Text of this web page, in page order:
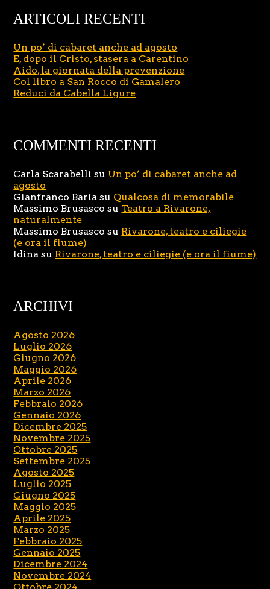
ARTICOLI RECENTI
Un po’ di cabaret anche ad agosto
E, dopo il Cristo, stasera a Carentino
Aido, la giornata della prevenzione
Col libro a San Rocco di Gamalero
Reduci da Cabella Ligure
COMMENTI RECENTI
Carla Scarabelli su Un po’ di cabaret anche ad
agosto
Gianfranco Baria su Qualcosa di memorabile
Massimo Brusasco su Teatro a Rivarone,
naturalmente
Massimo Brusasco su Rivarone, teatro e ciliegie
(e ora il fiume)
Idina su Rivarone, teatro e ciliegie (e ora il fiume)
ARCHIVI
Agosto 2026
Luglio 2026
Giugno 2026
Maggio 2026
Aprile 2026
Marzo 2026
Febbraio 2026
Gennaio 2026
Dicembre 2025
Novembre 2025
Ottobre 2025
Settembre 2025
Agosto 2025
Luglio 2025
Giugno 2025
Maggio 2025
Aprile 2025
Marzo 2025
Febbraio 2025
Gennaio 2025
Dicembre 2024
Novembre 2024